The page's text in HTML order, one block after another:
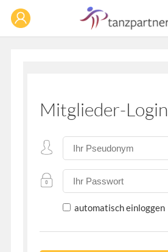
Mitglieder-Login
automatisch einloggen